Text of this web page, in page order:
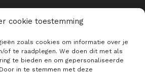
cookie toestemming
zoals cookies om informatie over je
of te raadplegen. We doen dit met als
te bieden en om gepersonaliseerde
in te stemmen met deze
HOOGTE VAN ALLE